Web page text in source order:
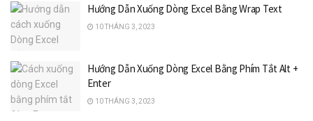
Hướng Dẫn Xuống Dòng Excel Bằng Wrap Text
10 THÁNG 3, 2023
Hướng Dẫn Xuống Dòng Excel Bằng Phím Tắt Alt +
Enter
10 THÁNG 3, 2023